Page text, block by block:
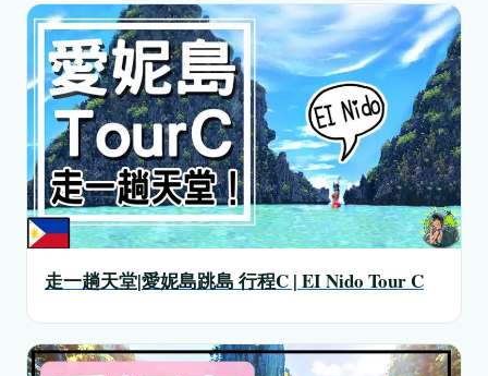
走一趟天堂|愛妮島跳島 行程C | EI Nido Tour C